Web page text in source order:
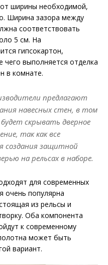
ширины необходимой,
Ширина зазора между
соответствовать
5 см. На
гипсокартон,
выполняется отделка
в комнате.
предлагают
навесных стен, в том
скрывать дверное
так как все
создания защитной
на рельсах в наборе.
для современных
очень популярна
из рельсы и
Оба компонента
к современному
может быть
вариант.